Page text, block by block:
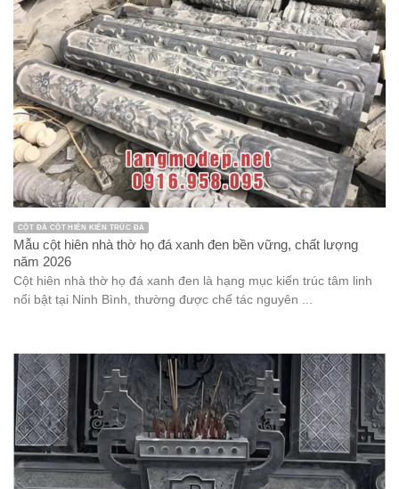
CỘT ĐÁ CỘT HIÊN KIẾN TRÚC ĐÁ
Mẫu cột hiên nhà thờ họ đá xanh đen bền vững, chất lượng
năm 2026
Cột hiên nhà thờ họ đá xanh đen là hạng mục kiến trúc tâm linh
nổi bật tại Ninh Bình, thường được chế tác nguyên ...